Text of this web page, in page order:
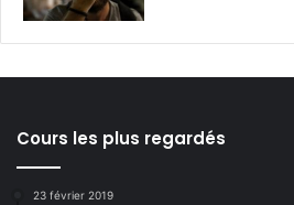
Cours les plus regardés
23 février 2019